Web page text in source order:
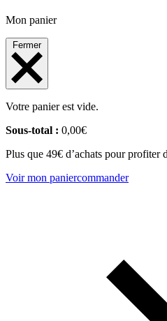
Mon panier
Fermer
Votre panier est vide.
Sous-total : 0,00€
Plus que 49€ d’achats pour profiter
Voir mon paniercommander